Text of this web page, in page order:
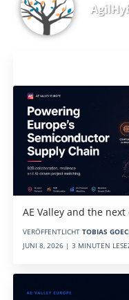
AE Valley and the
VERÖFFENTLICHT TOBIAS
JUNI 8, 2026 | 3 MINUTEN